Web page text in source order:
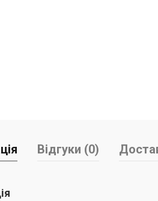
Відгуки (0)